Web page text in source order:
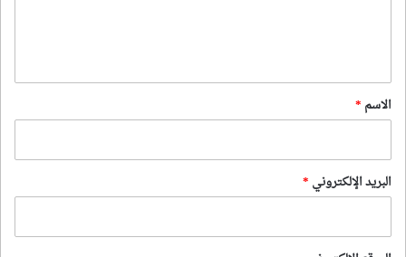
*
الاسم *
البريد الإلكتروني *